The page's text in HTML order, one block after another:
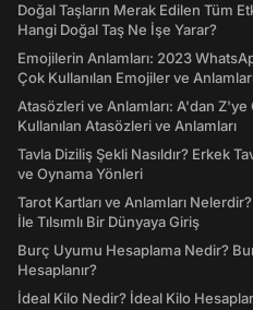
Doğal Taşların Merak Edilen Tüm
Hangi Doğal Taş Ne İşe Yarar?
Emojilerin Anlamları: 2023
Çok Kullanılan Emojiler ve
Atasözleri ve Anlamları: A'dan Z'ye
Kullanılan Atasözleri ve Anlamları
Tavla Diziliş Şekli Nasıldır? Erkek
ve Oynama Yönleri
Tarot Kartları ve Anlamları
İle Tılsımlı Bir Dünyaya Giriş
Burç Uyumu Hesaplama Nedir?
Hesaplanır?
İdeal Kilo Nedir? İdeal Kilo